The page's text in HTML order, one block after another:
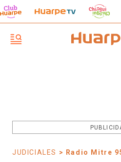
JUDICIALES > Radio Mitre